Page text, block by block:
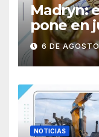
Madryn:
pone en
6 DE
NOTICIAS